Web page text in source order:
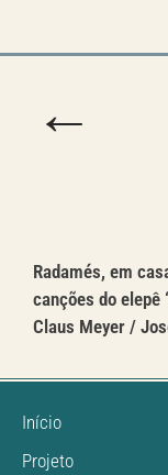
←
Radamés, em
canções do elepê
Claus Meyer /
Início
Projeto